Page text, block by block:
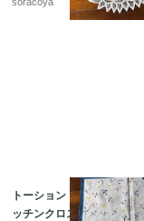
トーション ２枚組 キ
ッチンクロス テーブ